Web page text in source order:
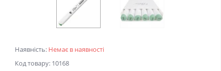
Наявність: Немає в наявності
Код товару: 10168